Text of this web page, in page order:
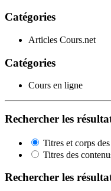
Catégories
Articles Cours.net
Catégories
Cours en ligne
Rechercher les
Titres et corps
Titres des
Rechercher les